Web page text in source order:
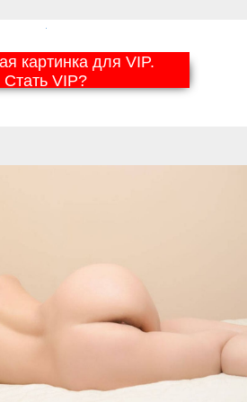
картинка для VIP.
Стать VIP?